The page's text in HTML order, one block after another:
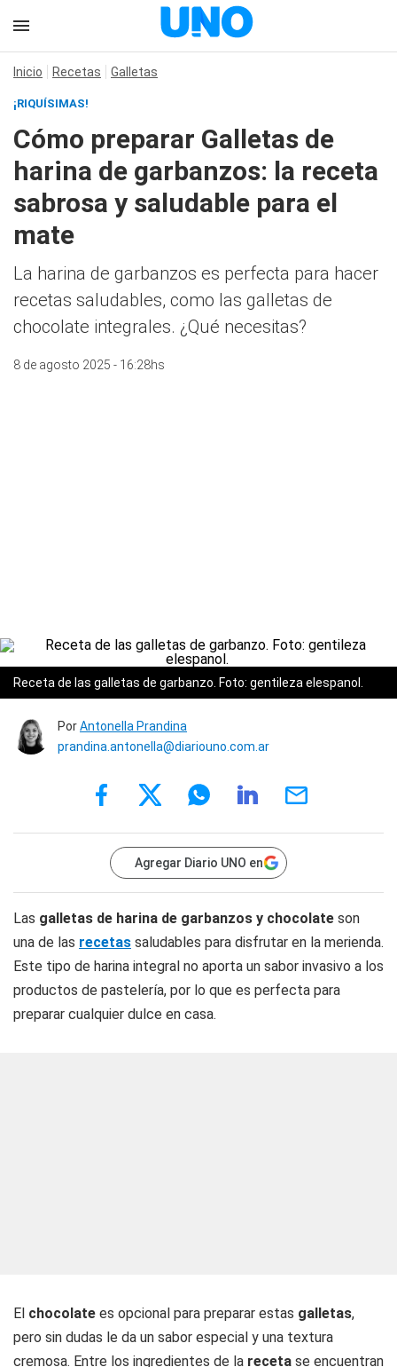
Inicio Recetas Galletas
¡RIQUÍSIMAS!
Cómo preparar Galletas de
harina de garbanzos: la receta
sabrosa y saludable para el
mate
La harina de garbanzos es perfecta para hacer
recetas saludables, como las galletas de
chocolate integrales. ¿Qué necesitas?
8 de agosto 2025 - 16:28hs
Receta de las galletas de garbanzo. Foto: gentileza elespanol.
PorAntonella Prandina
prandina.antonella@diariouno.com.ar
Agregar Diario UNO en
Las galletas de harina de garbanzos y chocolate son
una de las recetas saludables para disfrutar en la merienda.
Este tipo de harina integral no aporta un sabor invasivo a los
productos de pastelería, por lo que es perfecta para
preparar cualquier dulce en casa.
El chocolate es opcional para preparar estas galletas,
pero sin dudas le da un sabor especial y una textura
cremosa. Entre los ingredientes de la receta se encuentran